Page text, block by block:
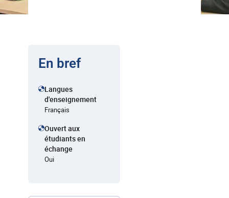
En bref
Langues
d'enseignement
Français
Ouvert aux
étudiants en
échange
Oui